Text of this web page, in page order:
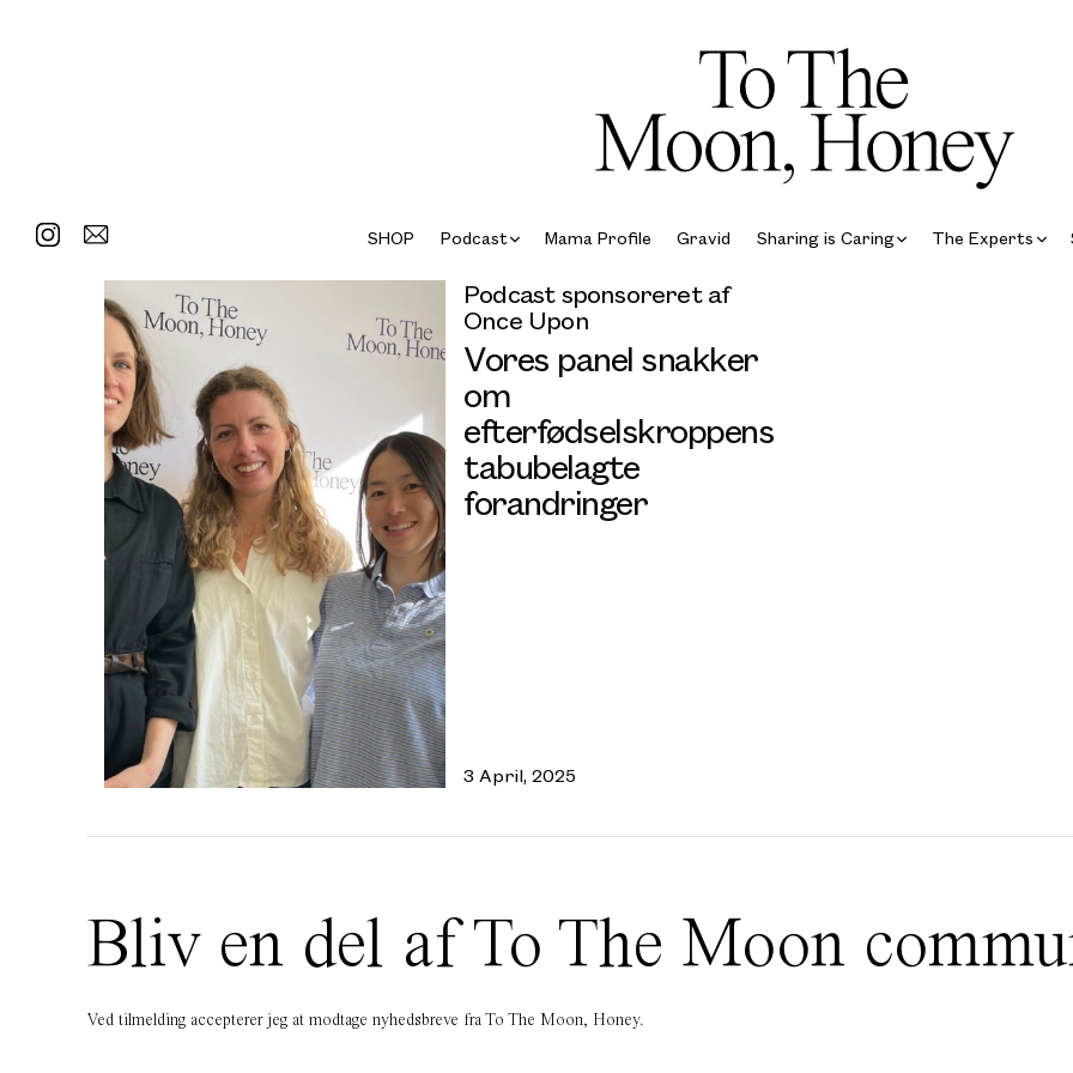
SHOP Podcast Mama Profile Gravid Sharing is Caring The Experts
Podcast sponsoreret af
Once Upon⁠
Vores panel snakker
om
efterfødselskroppens
tabubelagte
forandringer
3 April, 2025
Bliv en del af To The Moon
Ved tilmelding accepterer jeg at modtage nyhedsbreve fra To The Moon, Honey.